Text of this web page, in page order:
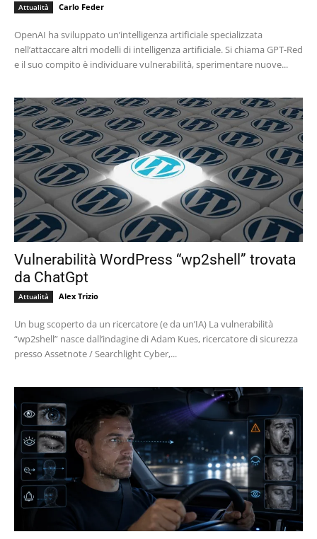
Attualità Carlo Feder
OpenAI ha sviluppato un’intelligenza artificiale specializzata
nell’attaccare altri modelli di intelligenza artificiale. Si chiama GPT-Red
e il suo compito è individuare vulnerabilità, sperimentare nuove...
Vulnerabilità WordPress “wp2shell” trovata
da ChatGpt
Attualità Alex Trizio
Un bug scoperto da un ricercatore (e da un’IA) La vulnerabilità
“wp2shell” nasce dall’indagine di Adam Kues, ricercatore di sicurezza
presso Assetnote / Searchlight Cyber,...